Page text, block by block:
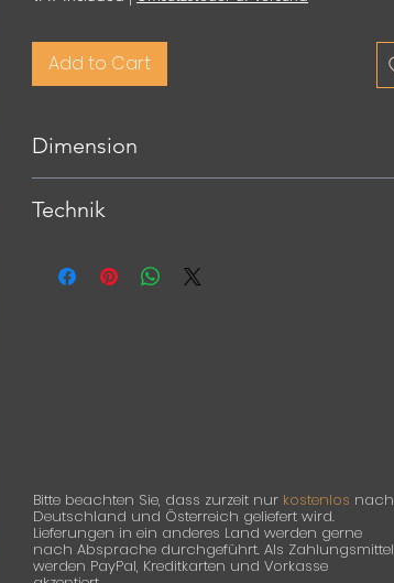
Add to Cart
Dimension
Technik
Bitte beachten Sie, dass zurzeit nur kostenlos nach
Deutschland und Österreich geliefert wird.
Lieferungen in ein anderes Land werden gerne
nach Absprache durchgeführt. Als Zahlungsmittel
werden PayPal, Kreditkarten und Vorkasse